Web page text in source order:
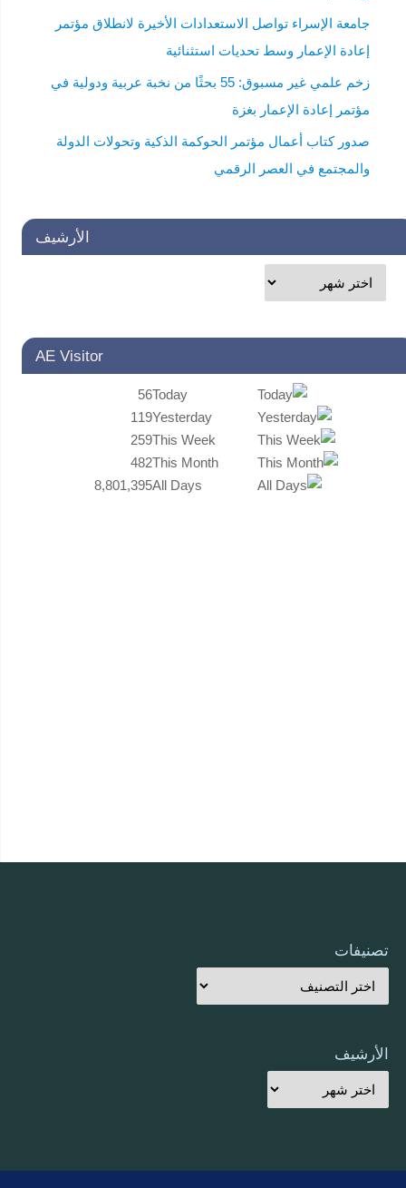
جامعة الإسراء تواصل الاستعدادات الأخيرة لانطلاق مؤتمر
إعادة الإعمار وسط تحديات استثنائية
زخم علمي غير مسبوق: 55 بحثًا من نخبة عربية ودولية في
مؤتمر إعادة الإعمار بغزة
صدور كتاب أعمال مؤتمر الحوكمة الذكية وتحولات الدولة
والمجتمع في العصر الرقمي
الأرشيف
AE Visitor
Today
56
Yesterday
119
This Week
259
This Month
482
All Days
8,801,395
تصنيفات
الأرشيف